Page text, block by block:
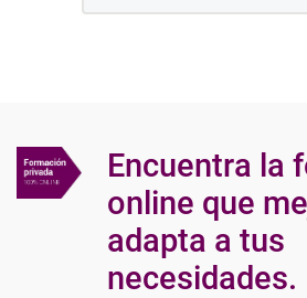
Encuentra la
online que
adapta a tus
necesidades.